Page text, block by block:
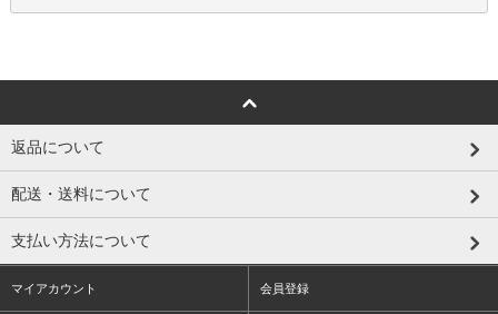
返品について
配送・送料について
支払い方法について
マイアカウント 会員登録